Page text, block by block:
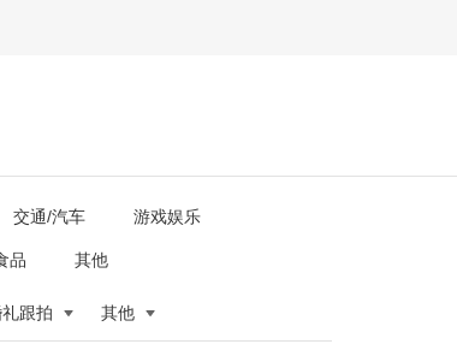
交通/汽车 游戏娱乐
品 其他
跟拍 其他